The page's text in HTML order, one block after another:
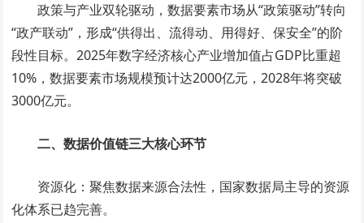
政策与产业双轮驱动，数据要素市场从“政策驱动”转向
“政产联动”，形成“供得出、流得动、用得好、保安全”的阶
段性目标。2025年数字经济核心产业增加值占GDP比重超
10%，数据要素市场规模预计达2000亿元，2028年将突破
3000亿元。
二、数据价值链三大核心环节
资源化：聚焦数据来源合法性，国家数据局主导的资源
化体系已趋完善。